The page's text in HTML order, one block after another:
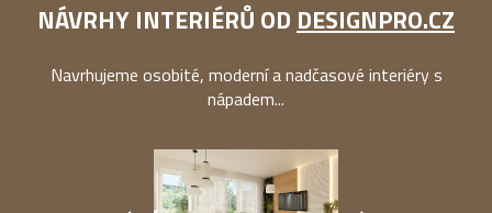
NÁVRHY INTERIÉRŮ OD DESIGNPRO.CZ
Navrhujeme osobité, moderní a nadčasové interiéry s
nápadem...